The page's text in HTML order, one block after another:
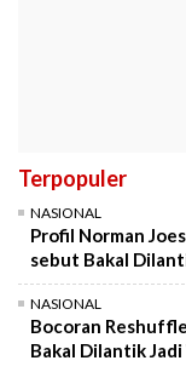
Terpopuler
NASIONAL
Profil Norman
sebut Bakal
NASIONAL
Bocoran
Bakal Dilantik Jadi